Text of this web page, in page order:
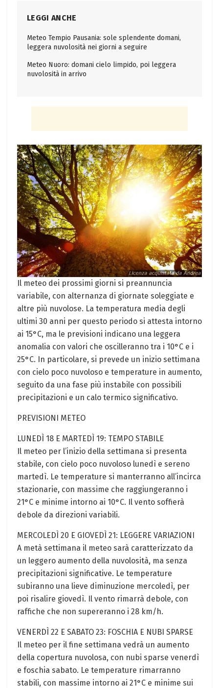
LEGGI ANCHE
Meteo Tempio Pausania: sole splendente domani,
leggera nuvolosità nei giorni a seguire
Meteo Nuoro: domani cielo limpido, poi leggera
nuvolosità in arrivo
Il meteo dei prossimi giorni si preannuncia
variabile, con alternanza di giornate soleggiate e
altre più nuvolose. La temperatura media degli
ultimi 30 anni per questo periodo si attesta intorno
ai 15°C, ma le previsioni indicano una leggera
anomalia con valori che oscilleranno tra i 10°C e i
25°C. In particolare, si prevede un inizio settimana
con cielo poco nuvoloso e temperature in aumento,
seguito da una fase più instabile con possibili
precipitazioni e un calo termico significativo.
PREVISIONI METEO
LUNEDÌ 18 E MARTEDÌ 19: TEMPO STABILE
Il meteo per l’inizio della settimana si presenta
stabile, con cielo poco nuvoloso lunedì e sereno
martedì. Le temperature si manterranno all’incirca
stazionarie, con massime che raggiungeranno i
21°C e minime intorno ai 10°C. Il vento soffierà
debole da direzioni variabili.
MERCOLEDÌ 20 E GIOVEDÌ 21: LEGGERE VARIAZIONI
A metà settimana il meteo sarà caratterizzato da
un leggero aumento della nuvolosità, ma senza
precipitazioni significative. Le temperature
subiranno una lieve diminuzione mercoledì, per
poi risalire giovedì. Il vento rimarrà debole, con
raffiche che non supereranno i 28 km/h.
VENERDÌ 22 E SABATO 23: FOSCHIA E NUBI SPARSE
Il meteo per il fine settimana vedrà un aumento
della copertura nuvolosa, con nubi sparse venerdì
e foschia sabato. Le temperature rimarranno
stabili, con massime intorno ai 21°C e minime sui